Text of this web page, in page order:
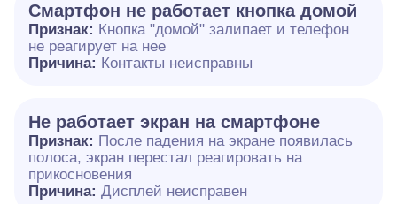
Смартфон не работает кнопка домой
Признак: Кнопка "домой" залипает и телефон
не реагирует на нее
Причина: Контакты неисправны
Не работает экран на смартфоне
Признак: После падения на экране появилась
полоса, экран перестал реагировать на
прикосновения
Причина: Дисплей неисправен